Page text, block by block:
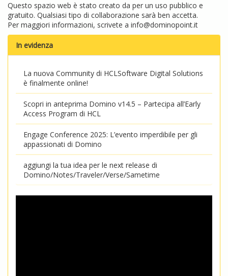
Questo spazio web è stato creato da per un uso pubblico e
gratuito. Qualsiasi tipo di collaborazione sarà ben accetta.
Per maggiori informazioni, scrivete a info@dominopoint.it
In evidenza
La nuova Community di HCLSoftware Digital Solutions
è finalmente online!
Scopri in anteprima Domino v14.5 – Partecipa all’Early
Access Program di HCL
Engage Conference 2025: L’evento imperdibile per gli
appassionati di Domino
aggiungi la tua idea per le next release di
Domino/Notes/Traveler/Verse/Sametime